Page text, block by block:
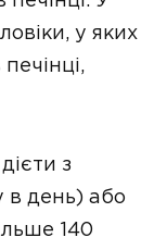
у яких
з
в день) або
140